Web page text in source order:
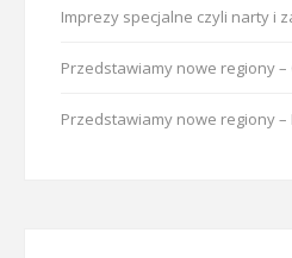
Imprezy specjalne czyli narty i
Przedstawiamy nowe regiony –
Przedstawiamy nowe regiony